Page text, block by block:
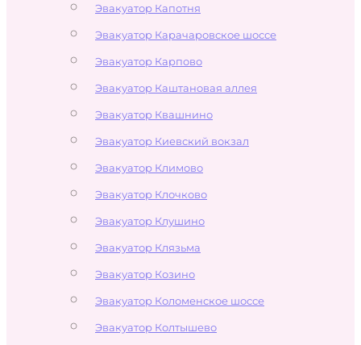
Эвакуатор Капотня
Эвакуатор Карачаровское шоссе
Эвакуатор Карпово
Эвакуатор Каштановая аллея
Эвакуатор Квашнино
Эвакуатор Киевский вокзал
Эвакуатор Климово
Эвакуатор Клочково
Эвакуатор Клушино
Эвакуатор Клязьма
Эвакуатор Козино
Эвакуатор Коломенское шоссе
Эвакуатор Колтышево